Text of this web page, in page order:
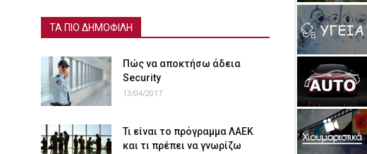
ΤΑ ΠΙΟ ΔΗΜΟΦΙΛΗ
Πώς να αποκτήσω άδεια
Security
13/04/2017
Τι είναι το πρόγραμμα ΛΑΕΚ
και τι πρέπει να γνωρίζω